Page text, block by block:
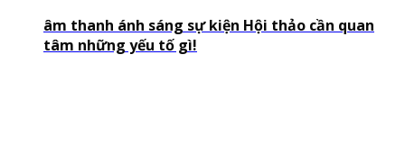
âm thanh ánh sáng sự kiện Hội thảo cần quan
tâm những yếu tố gì!